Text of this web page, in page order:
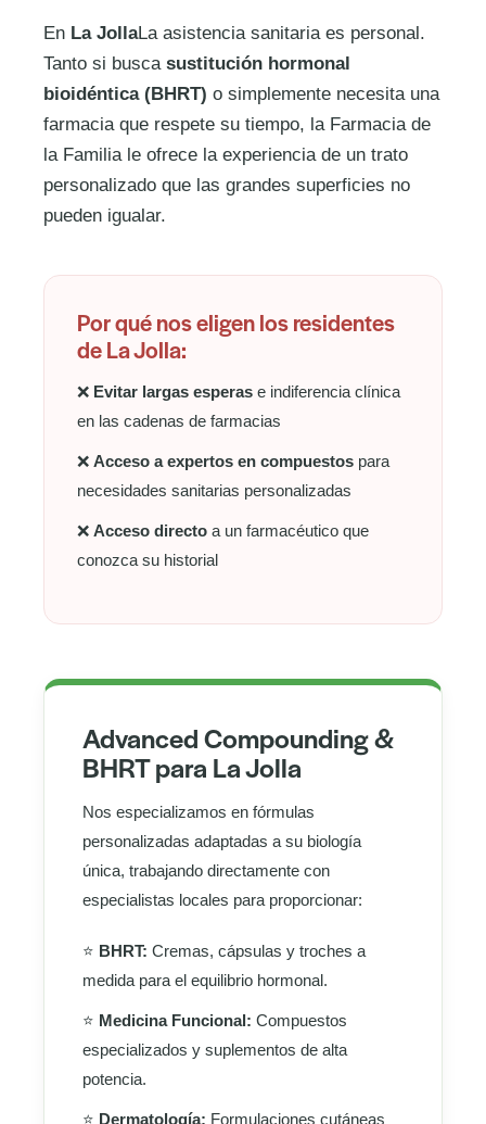
En La JollaLa asistencia sanitaria es personal.
Tanto si busca sustitución hormonal
bioidéntica (BHRT) o simplemente necesita una
farmacia que respete su tiempo, la Farmacia de
la Familia le ofrece la experiencia de un trato
personalizado que las grandes superficies no
pueden igualar.
Por qué nos eligen los residentes
de La Jolla:
❌ Evitar largas esperas e indiferencia clínica
en las cadenas de farmacias
❌ Acceso a expertos en compuestos para
necesidades sanitarias personalizadas
❌ Acceso directo a un farmacéutico que
conozca su historial
Advanced Compounding &
BHRT para La Jolla
Nos especializamos en fórmulas
personalizadas adaptadas a su biología
única, trabajando directamente con
especialistas locales para proporcionar:
⭐ BHRT: Cremas, cápsulas y troches a
medida para el equilibrio hormonal.
⭐ Medicina Funcional: Compuestos
especializados y suplementos de alta
potencia.
⭐ Dermatología: Formulaciones cutáneas